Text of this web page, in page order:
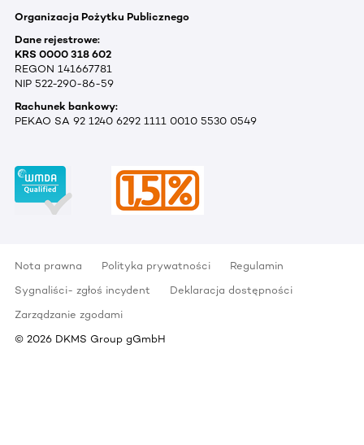
Organizacja Pożytku Publicznego
Dane rejestrowe:
KRS 0000 318 602
REGON 141667781
NIP 522-290-86-59
Rachunek bankowy:
PEKAO SA 92 1240 6292 1111 0010 5530 0549
Nota prawna Polityka prywatności
Regulamin
Sygnaliści- zgłoś incydent
Deklaracja dostępności
Zarządzanie zgodami
© 2026 DKMS Group gGmbH